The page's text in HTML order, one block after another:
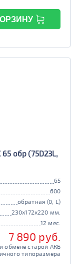
обр (75D23L,
65
600
обратная (0, L)
230x172x220 мм.
12 мес.
7 890 руб.
обмене старой АКБ
типоразмера